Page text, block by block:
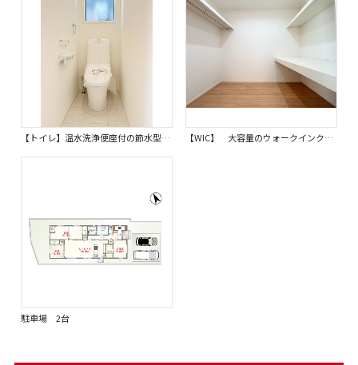
【トイレ】温水洗浄便座付の節水型トイレ。衛生的でお掃除もしやすくトイレ空間を清潔で快適に過ごせます。 嬉しいタオルリングやペーパーホルダーも完備です。同仕様写真。 【WIC】 大容量のウォークインクローゼットなので衣類はもちろん、小物やカバンもたっぷり収納可能です。 お部屋を広く使うことができ、日々の生活をより快適にサポートします。同仕様写真。
駐車場 2台